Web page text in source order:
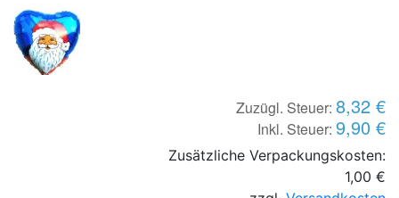
Zuzügl. Steuer: 8,32 €
Inkl. Steuer: 9,90 €
Zusätzliche Verpackungskosten:
1,00 €